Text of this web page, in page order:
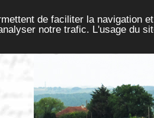
de faciliter la navigation
notre trafic. L'usage du